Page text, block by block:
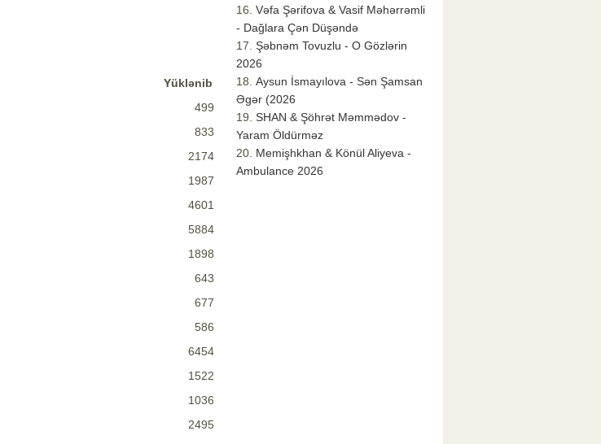
Yüklənib
499
833
2174
1987
4601
5884
1898
643
677
586
6454
1522
1036
2495
Vəfa Şərifova & Vasif Məhərrəmli
- Dağlara Çən Düşəndə
Şəbnəm Tovuzlu - O Gözlərin
2026
Aysun İsmayılova - Sən Şamsan
Əgər (2026
SHAN & Şöhrət Məmmədov -
Yaram Öldürməz
Memişhkhan & Könül Aliyeva -
Ambulance 2026